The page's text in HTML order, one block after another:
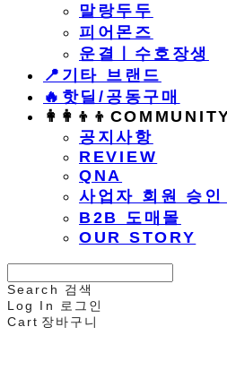
말랑두두
피어몬즈
운결ㅣ수호장생
📍기타 브랜드
🔥핫딜/공동구매
공지사항
REVIEW
QNA
사업자 회원 승인
B2B 도매몰
OUR STORY
Search
검색
Log In
로그인
Cart 장바구니